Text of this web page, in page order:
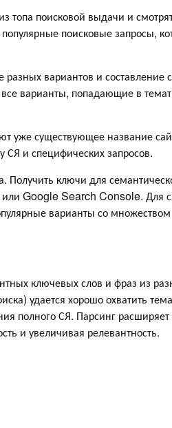
поисковой выдачи и
поисковые запросы,
вариантов и составление
варианты, попадающие в
уже существующее название
СЯ и специфических запросов.
ключи для
Google Search Console. Для
варианты со множеством
ключевых слов и фраз из
удается хорошо охватить
полного СЯ. Парсинг
и увеличивая релевантность.